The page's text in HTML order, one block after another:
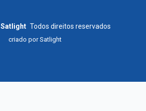
Satlight Todos direitos reservados
criado porSatlight